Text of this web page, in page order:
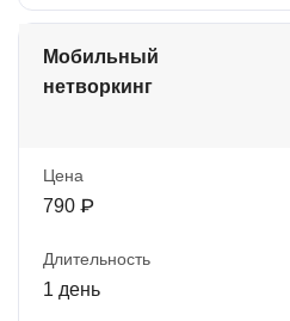
Мобильный
нетворкинг
Цена
790 ₽
Длительность
1 день